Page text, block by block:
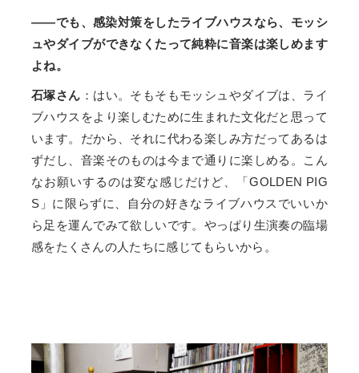
――でも、感染対策をしたライブハウスなら、モッシ
ュやダイブができなくたって純粋に音楽は楽しめます
よね。
石塚さん ：はい。そもそもモッシュやダイブは、ライ
ブハウスをより楽しむために生まれた文化だと思って
います。だから、それに代わる楽しみ方だってあるは
ずだし、音楽そのものは今まで通りに楽しめる。こん
なお願いするのは変な感じだけど、「GOLDEN PIG
S」に限らずに、自分の好きなライブハウスでいいか
ら足を運んでみて欲しいです。やっぱり生演奏の臨場
感をたくさんの人たちに感じてもらいから。